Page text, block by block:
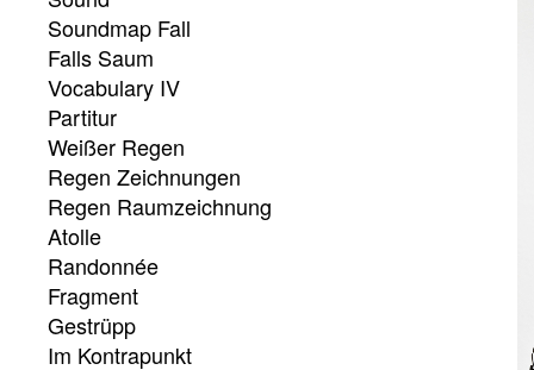
Soundmap Fall
Falls Saum
Vocabulary IV
Partitur
Weißer Regen
Regen Zeichnungen
Regen Raumzeichnung
Atolle
Randonnée
Fragment
Gestrüpp
Im Kontrapunkt